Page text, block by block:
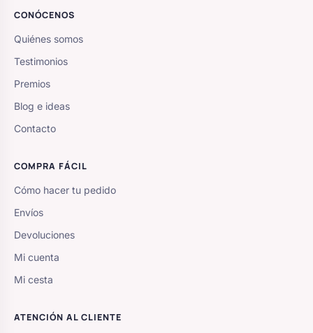
CONÓCENOS
Quiénes somos
Testimonios
Premios
Blog e ideas
Contacto
COMPRA FÁCIL
Cómo hacer tu pedido
Envíos
Devoluciones
Mi cuenta
Mi cesta
ATENCIÓN AL CLIENTE